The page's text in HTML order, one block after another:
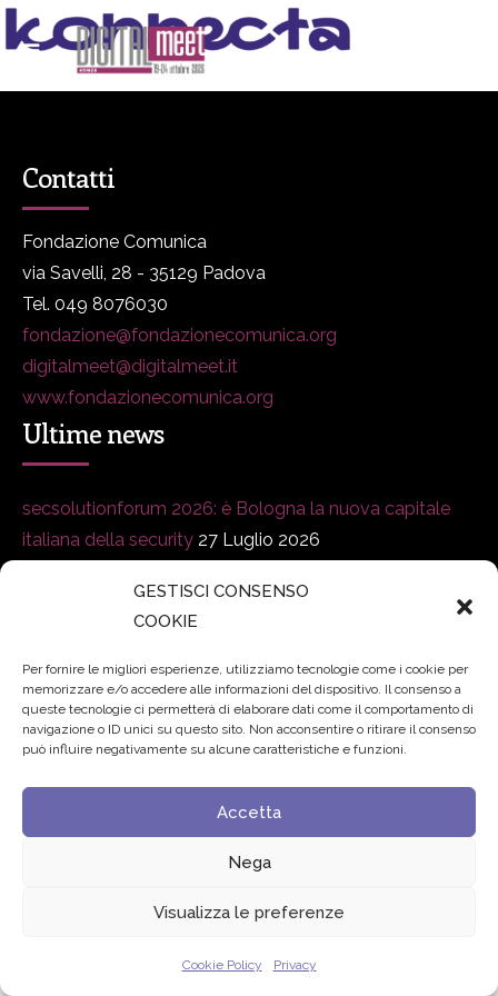
GESTISCI CONSENSO
COOKIE
Per fornire le migliori esperienze, utilizziamo tecnologie come i cookie per
memorizzare e/o accedere alle informazioni del dispositivo. Il consenso a
queste tecnologie ci permetterà di elaborare dati come il comportamento di
navigazione o ID unici su questo sito. Non acconsentire o ritirare il consenso
può influire negativamente su alcune caratteristiche e funzioni.
Accetta
Nega
Visualizza le preferenze
Cookie Policy Privacy
Contatti
Fondazione Comunica
via Savelli, 28 - 35129 Padova
Tel. 049 8076030
fondazione@fondazionecomunica.org
digitalmeet@digitalmeet.it
www.fondazionecomunica.org
Ultime news
secsolutionforum 2026: è Bologna la nuova capitale
italiana della security 27 Luglio 2026
Padre Benanti: «Intelligenza artificiale? Contro i nuovi
algoritmi del potere serve una governance condivisa»
Edvance – Digital Education Hub Higher Education 15
Giugno 2026